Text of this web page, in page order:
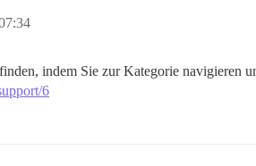
indem Sie zur Kategorie navigieren
6